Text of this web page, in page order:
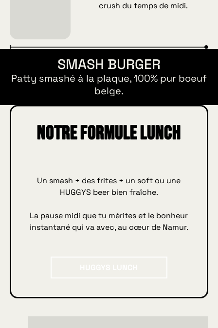
crush du temps de midi.
SMASH BURGER
Patty smashé à la plaque, 100% pur boeuf
belge.
Notre formule Lunch
Un smash + des frites + un soft ou une
HUGGYS beer bien fraîche.
La pause midi que tu mérites et le bonheur
instantané qui va avec, au cœur de Namur.